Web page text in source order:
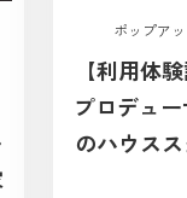
ポップア
【利用体
プロデュ
のハウス